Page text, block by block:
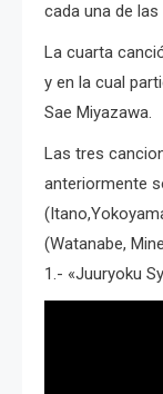
cada una de
La cuarta
y en la cual
Sae Miyazawa.
Las tres
anteriormente
(Watanabe,
1.- «Juuryoku